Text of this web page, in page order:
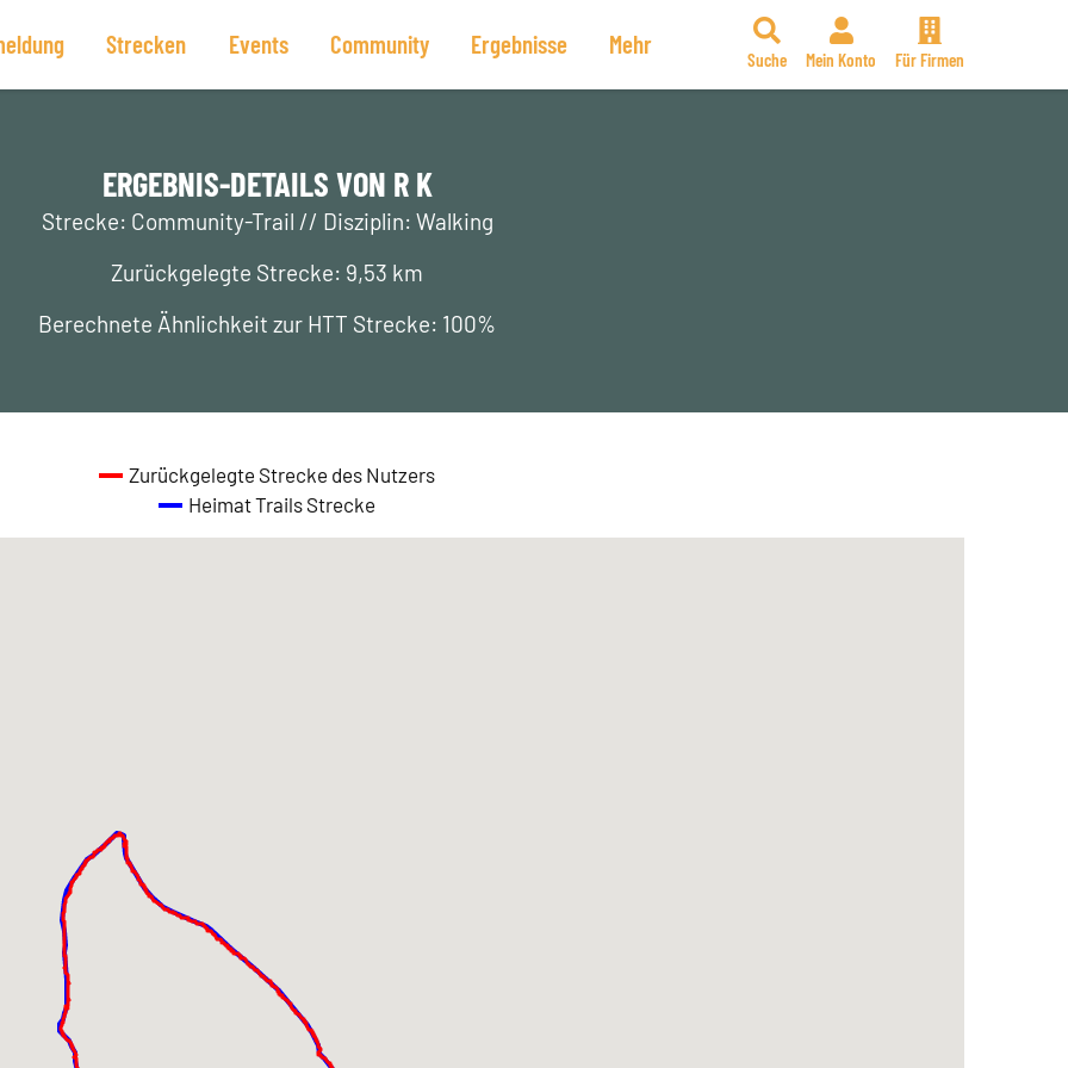
Strecken Events Community Ergebnisse Mehr
Suche Mein Konto Für Firmen
ERGEBNIS-DETAILS VON R K
Strecke: Community-Trail // Disziplin: Walking
Zurückgelegte Strecke: 9,53 km
Berechnete Ähnlichkeit zur HTT Strecke: 100%
Zurückgelegte Strecke des Nutzers
Heimat Trails Strecke